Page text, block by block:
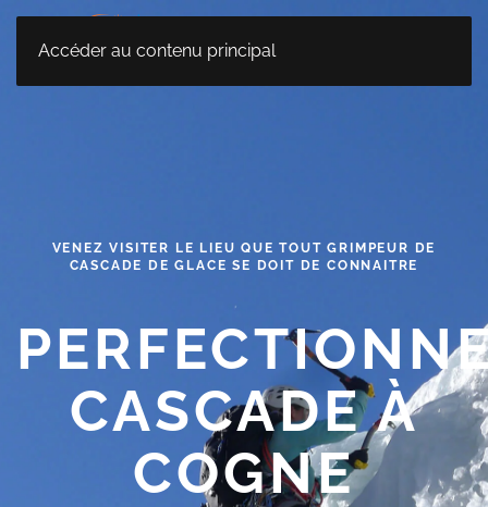
Accéder au contenu principal
VENEZ VISITER LE LIEU QUE TOUT GRIMPEUR DE
CASCADE DE GLACE SE DOIT DE CONNAITRE
CASCADE À
COGNE